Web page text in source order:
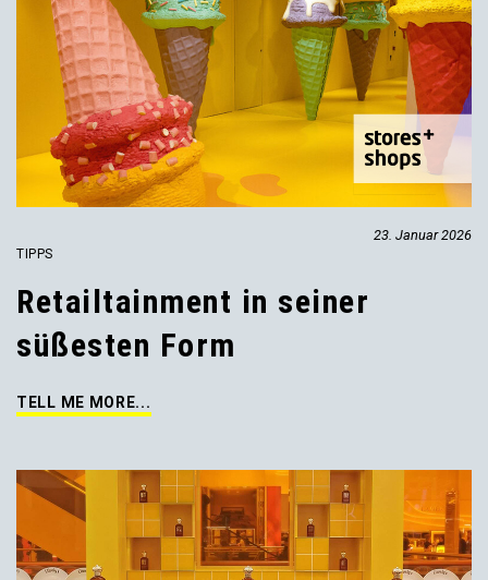
23. Januar 2026
TIPPS
Retailtainment in seiner
süßesten Form
TELL ME MORE...